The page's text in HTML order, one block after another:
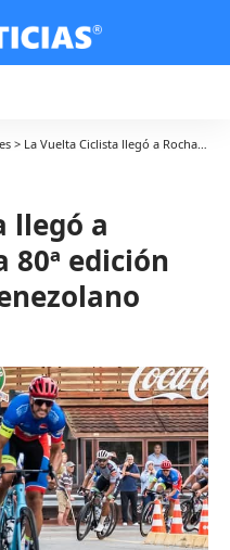
> La Vuelta Ciclista llegó a Rocha: arrancó la 80ª edición con triunfo del venezolano Leangel Linarez
llegó a
80ª edición